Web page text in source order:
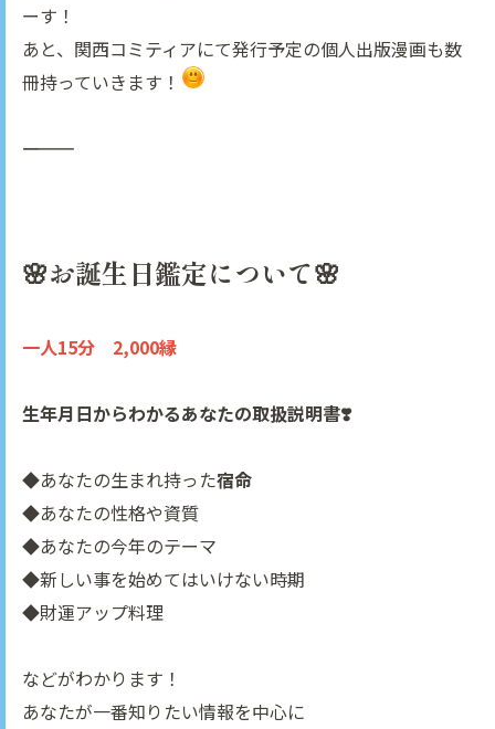
ーす！
あと、関西コミティアにて発行予定の個人出版漫画も数
冊持っていきます！
――――――――――
🌸お誕生日鑑定について🌸
一人15分 2,000縁
生年月日からわかるあなたの取扱説明書❣️
◆あなたの生まれ持った宿命
◆あなたの性格や資質
◆あなたの今年のテーマ
◆新しい事を始めてはいけない時期
◆財運アップ料理
などがわかります！
あなたが一番知りたい情報を中心に